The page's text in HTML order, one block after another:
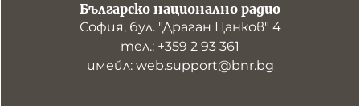
Българско национално радио
София, бул. "Драган Цанков" 4
тел.: +359 2 93 361
имейл: web.support@bnr.bg